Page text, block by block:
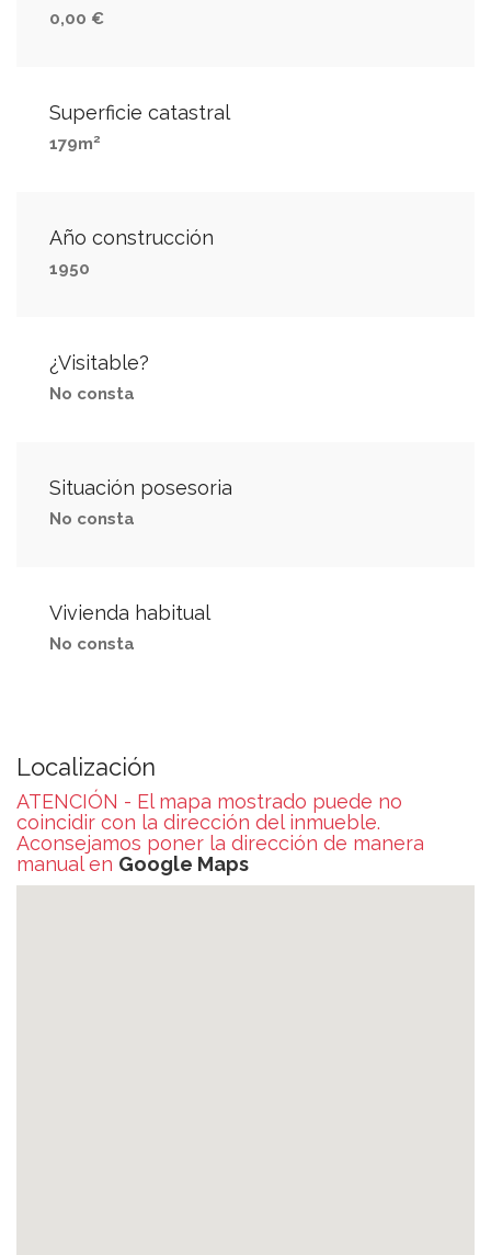
0,00 €
Superficie catastral
179m2
Año construcción
1950
¿Visitable?
No consta
Situación posesoria
No consta
Vivienda habitual
No consta
Localización
ATENCIÓN - El mapa mostrado puede no
coincidir con la dirección del inmueble.
Aconsejamos poner la dirección de manera
manual en Google Maps